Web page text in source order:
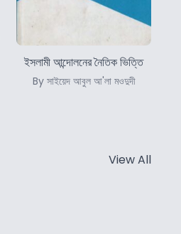
ইসলামী আন্দোলনের নৈতিক ভিত্তি
By সাইয়েদ আবুল আ'লা মওদুদী
View All